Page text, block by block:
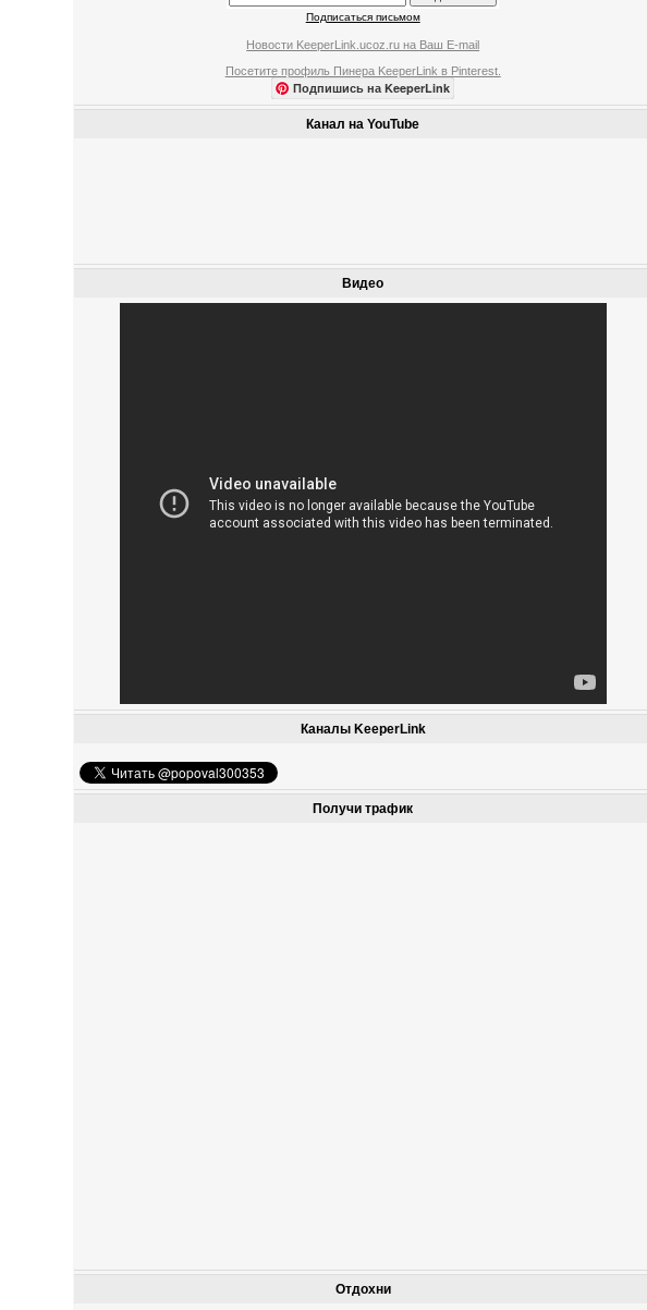
Подписаться письмом
Новости KeeperLink.ucoz.ru на Ваш E-mail
Посетите профиль Пинера KeeperLink в Pinterest.
Подпишись на KeeperLink
Канал на YouTube
Видео
Каналы KeeperLink
Получи трафик
Отдохни